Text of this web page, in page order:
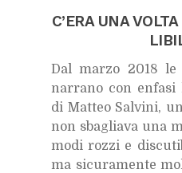
C’E­RA UNA
Dal mar­zo 2018 le
nar­ra­no con en­fa­si
di Mat­teo Sal­vi­ni,
non sba­glia­va una
modi roz­zi e
ma si­cu­ra­men­te